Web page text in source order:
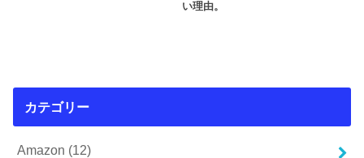
い理由。
カテゴリー
Amazon (12)